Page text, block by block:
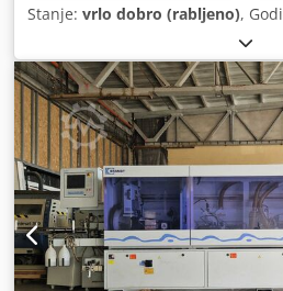
Stanje: vrlo dobro (rabljeno),